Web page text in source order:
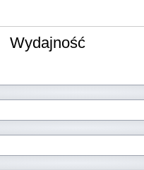
Wydajność